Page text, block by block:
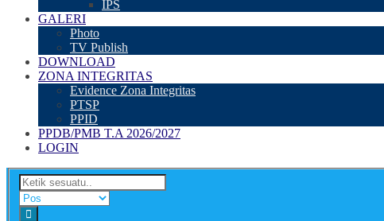
IPS
GALERI
Photo
TV Publish
DOWNLOAD
ZONA INTEGRITAS
Evidence Zona Integritas
PTSP
PPID
PPDB/PMB T.A 2026/2027
LOGIN